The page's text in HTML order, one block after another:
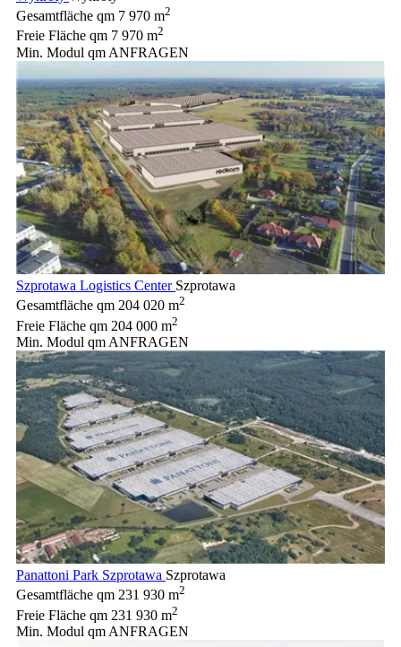
Gesamtfläche qm 7 970 m2
Freie Fläche qm 7 970 m2
Min. Modul qm ANFRAGEN
Szprotawa Logistics Center Szprotawa
Gesamtfläche qm 204 020 m2
Freie Fläche qm 204 000 m2
Min. Modul qm ANFRAGEN
Panattoni Park Szprotawa Szprotawa
Gesamtfläche qm 231 930 m2
Freie Fläche qm 231 930 m2
Min. Modul qm ANFRAGEN